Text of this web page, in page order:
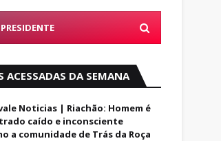
ACESSADAS DA SEMANA
Noticias | Riachão: Homem é
caído e inconsciente
a comunidade de Trás da Roça